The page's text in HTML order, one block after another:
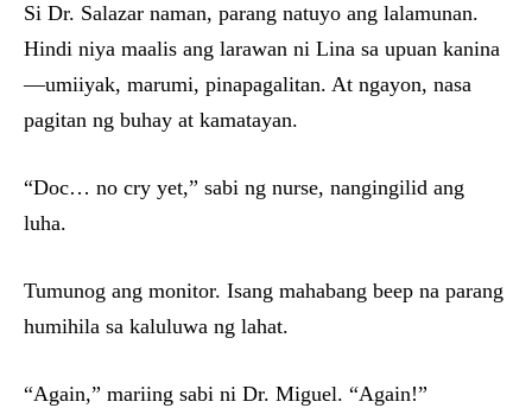
Si Dr. Salazar naman, parang natuyo ang lalamunan.
Hindi niya maalis ang larawan ni Lina sa upuan kanina
—umiiyak, marumi, pinapagalitan. At ngayon, nasa
pagitan ng buhay at kamatayan.
“Doc… no cry yet,” sabi ng nurse, nangingilid ang
luha.
Tumunog ang monitor. Isang mahabang beep na parang
humihila sa kaluluwa ng lahat.
“Again,” mariing sabi ni Dr. Miguel. “Again!”